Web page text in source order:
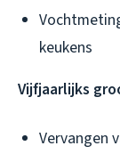
keukens
Vijfjaarlijks
Vervangen